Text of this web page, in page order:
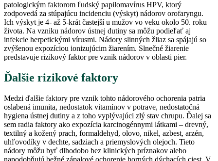
patologickým faktorom ľudský papilomavírus HPV, ktorý
zodpovedá za stúpajúcu incidenciu (výskyt) nádorov orofaryngu.
Ich výskyt je 4- až 5-krát častejší u mužov vo veku okolo 50. roku
života. Na vzniku nádorov ústnej dutiny sa môžu podieľať aj
infekcie herpetickými vírusmi. Nádory slinných žliaz sa spájajú so
zvýšenou expozíciou ionizujúcim žiarením. Slnečné žiarenie
predstavuje rizikový faktor pre vznik nádorov v oblasti pier.
Ďalšie rizikové faktory
Medzi ďalšie faktory pre vznik tohto nádorového ochorenia patria
oslabená imunita, nedostatok vitamínov v potrave, nedostatočná
hygiena ústnej dutiny a z toho vyplývajúci zlý stav chrupu. Ďalej sa
sem radia faktory ako expozícia karcinogénnymi látkami – drevný,
textilný a kožený prach, formaldehyd, olovo, nikel, azbest, arzén,
uhľovodíky v dechte, sadziach a priemyslových olejoch. Tieto
nádory môžu byť dlhodobo bez klinických príznakov alebo